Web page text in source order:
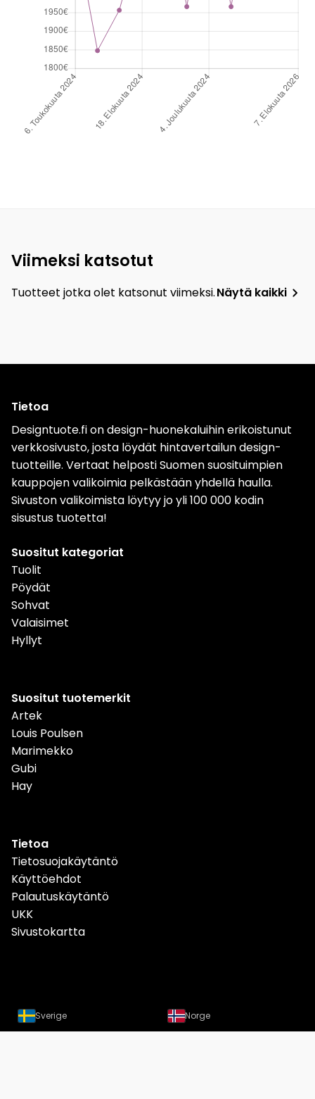
Viimeksi katsotut
Tuotteet jotka olet katsonut viimeksi.Näytä kaikki
Tietoa
Designtuote.fi on design-huonekaluihin erikoistunut
verkkosivusto, josta löydät hintavertailun design-
tuotteille. Vertaat helposti Suomen suosituimpien
kauppojen valikoimia pelkästään yhdellä haulla.
Sivuston valikoimista löytyy jo yli 100 000 kodin
sisustus tuotetta!
Suositut kategoriat
Tuolit
Pöydät
Sohvat
Valaisimet
Hyllyt
Suositut tuotemerkit
Artek
Louis Poulsen
Marimekko
Gubi
Hay
Tietoa
Tietosuojakäytäntö
Käyttöehdot
Palautuskäytäntö
UKK
Sivustokartta
Sverige Norge